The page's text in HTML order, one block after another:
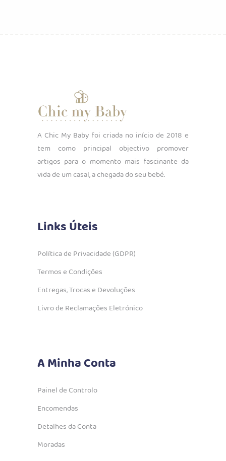
A Chic My Baby foi criada no início de 2018 e
tem como principal objectivo promover
artigos para o momento mais fascinante da
vida de um casal, a chegada do seu bebé.
Links Úteis
Política de Privacidade (GDPR)
Termos e Condições
Entregas, Trocas e Devoluções
Livro de Reclamações Eletrónico
A Minha Conta
Painel de Controlo
Encomendas
Detalhes da Conta
Moradas